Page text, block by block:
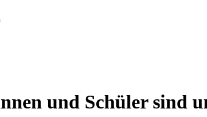
und Schüler sind